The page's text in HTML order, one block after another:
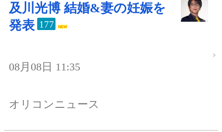
及川光博 結婚&妻の妊娠を
発表 177
08月08日 11:35
オリコンニュース